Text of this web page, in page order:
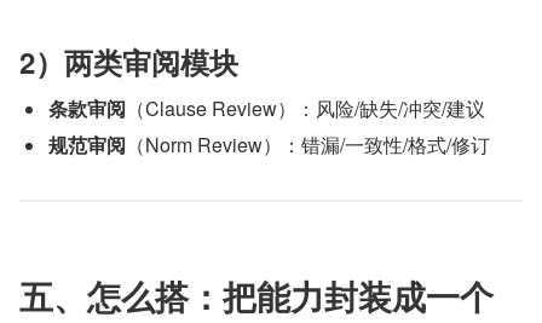
2）两类审阅模块
条款审阅 （Clause Review）：风险/缺失/冲突/建议
规范审阅 （Norm Review）：错漏/一致性/格式/修订
五、怎么搭：把能力封装成一个